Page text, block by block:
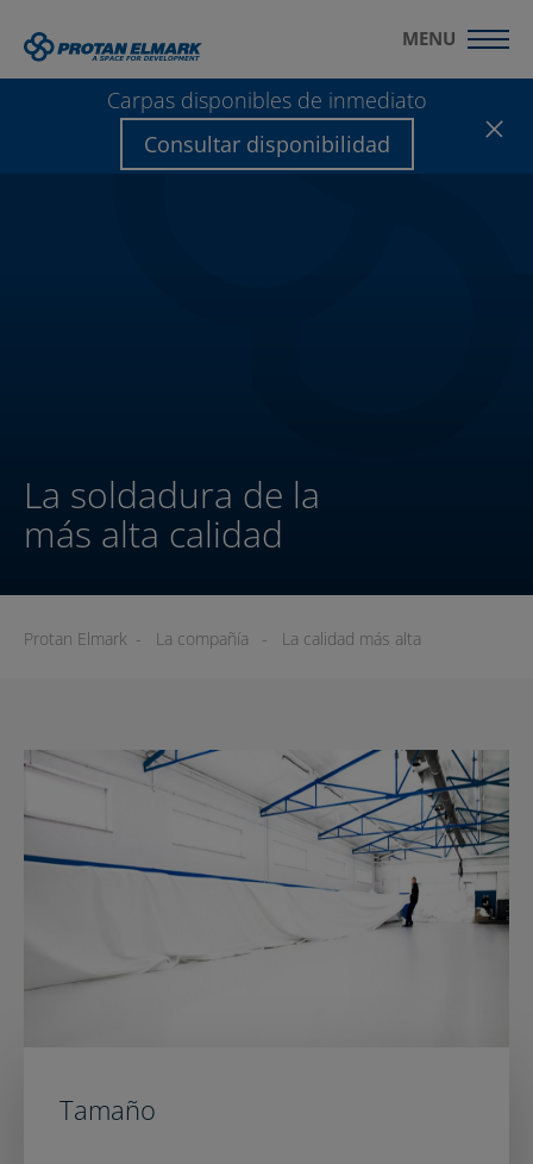
Carpas disponibles de inmediato
Consultar disponibilidad
MENU
La soldadura de la
más alta calidad
Protan Elmark - La compañía - La calidad más alta
Tamaño